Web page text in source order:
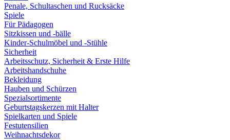
Penale, Schultaschen und Rucksäcke
Spiele
Für Pädagogen
Sitzkissen und -bälle
Kinder-Schulmöbel und -Stühle
Sicherheit
Arbeitsschutz, Sicherheit & Erste Hilfe
Arbeitshandschuhe
Bekleidung
Hauben und Schürzen
Spezialsortimente
Geburtstagskerzen mit Halter
Spielkarten und Spiele
Festutensilien
Weihnachtsdekor